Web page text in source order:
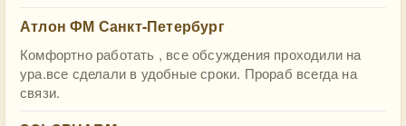
Атлон ФМ Санкт-Петербург
Комфортно работать , все обсуждения проходили на
ура.все сделали в удобные сроки. Прораб всегда на
связи.